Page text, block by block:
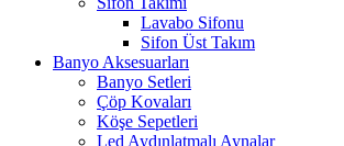
Lavabo Sifonu
Sifon Üst Takım
Banyo Aksesuarları
Banyo Setleri
Çöp Kovaları
Köşe Sepetleri
Led Aydınlatmalı Aynalar